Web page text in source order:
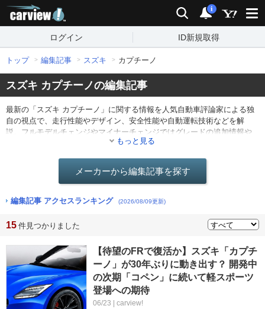
検索 通知
i
ログイン ID新規取得
トップ 編集記事 スズキ カプチーノ
スズキ カプチーノの編集記事
最新の「スズキ カプチーノ」に関する情報を人気自動車評論家による独
自の視点で、走行性能やデザイン、安全性能や自動運転技術などを解
説。フルモデルチェンジやマイナーチェンジではグレードの追加情報や
仕様の変更点を分かりやすくレポート。他にも最新ニュースや海外のモ
もっと見る
メーカーから編集記事を探す
編集記事 アクセスランキング (2026/08/09更新)
15 件見つかりました
【待望のFRで復活か】スズキ「カプチ
ーノ」が30年ぶりに動き出す？ 開発中
の次期「コペン」に続いて軽スポーツ
登場への期待
06/23 | carview!